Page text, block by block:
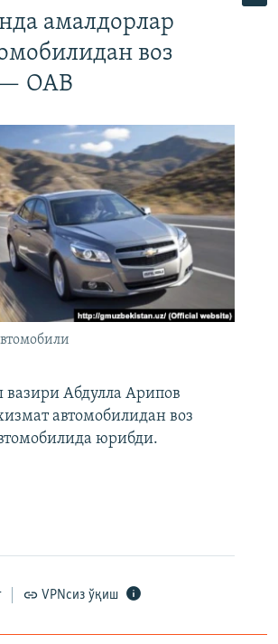
амалдорлар
воз
— ОАВ
вазири Абдулла Арипов
автомобилидан воз
юрибди.
VPNсиз ўқиш